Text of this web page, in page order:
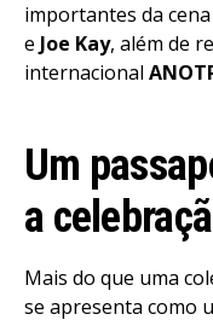
importantes da
e Joe Kay, além de
internacional
Um
a
Mais do que uma
se apresenta como